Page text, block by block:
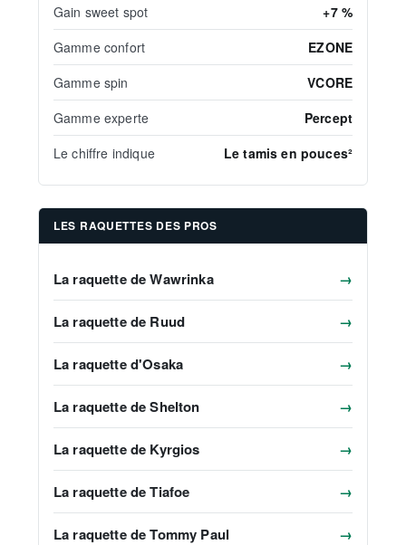
Gain sweet spot
+7 %
Gamme confort
EZONE
Gamme spin
VCORE
Gamme experte
Percept
Le chiffre indique
Le tamis en pouces²
LES RAQUETTES DES PROS
La raquette de Wawrinka →
La raquette de Ruud →
La raquette d'Osaka →
La raquette de Shelton →
La raquette de Kyrgios →
La raquette de Tiafoe →
La raquette de Tommy Paul →